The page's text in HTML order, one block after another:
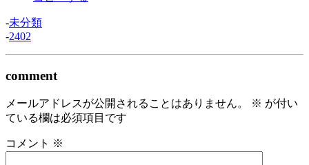
-未分類
-2402
comment
メールアドレスが公開されることはありません。 ※ が付い
ている欄は必須項目です
コメント ※